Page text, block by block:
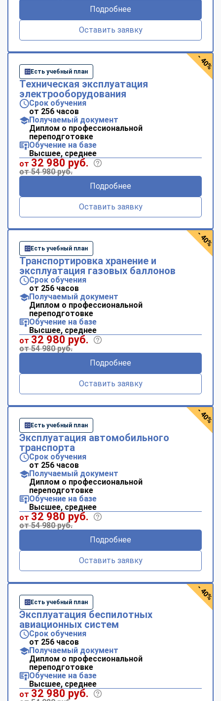
Подробнее
Оставить заявку
Есть учебный план
Техническая эксплуатация
электрооборудования
Срок обучения
от 256 часов
Получаемый документ
Диплом о профессиональной
переподготовке
Обучение на базе
Высшее, среднее
от 32 980 руб.
от 54 980 руб.
Подробнее
Оставить заявку
- 40%
Есть учебный план
Транспортировка хранение и
эксплуатация газовых баллонов
Срок обучения
от 256 часов
Получаемый документ
Диплом о профессиональной
переподготовке
Обучение на базе
Высшее, среднее
от 32 980 руб.
от 54 980 руб.
Подробнее
Оставить заявку
- 40%
Есть учебный план
Эксплуатация автомобильного
транспорта
Срок обучения
от 256 часов
Получаемый документ
Диплом о профессиональной
переподготовке
Обучение на базе
Высшее, среднее
от 32 980 руб.
от 54 980 руб.
Подробнее
Оставить заявку
- 40%
Есть учебный план
Эксплуатация беспилотных
авиационных систем
Срок обучения
от 256 часов
Получаемый документ
Диплом о профессиональной
переподготовке
Обучение на базе
Высшее, среднее
от 32 980 руб.
- 40%